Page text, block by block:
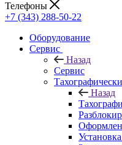
Телефоны
+7 (343) 288-50-22
Оборудование
Сервис
Назад
Сервис
Назад